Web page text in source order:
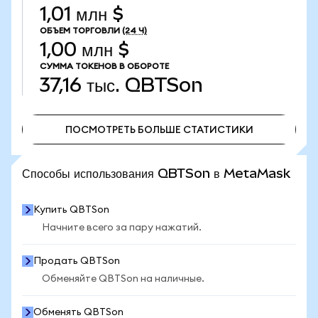
1,01 млн $
ОБЪЕМ ТОРГОВЛИ (24 Ч)
1,00 млн $
СУММА ТОКЕНОВ В ОБОРОТЕ
37,16 тыс. QBTSon
ПОСМОТРЕТЬ БОЛЬШЕ СТАТИСТИКИ
Способы использования QBTSon в MetaMask
Купить QBTSon
Начните всего за пару нажатий.
Продать QBTSon
Обменяйте QBTSon на наличные.
Обменять QBTSon